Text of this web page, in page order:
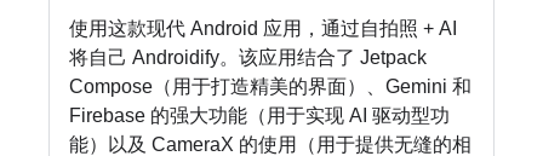
使用这款现代 Android 应用，通过自拍照 + AI
将自己 Androidify。该应用结合了 Jetpack
Compose（用于打造精美的界面）、Gemini 和
Firebase 的强大功能（用于实现 AI 驱动型功
能）以及 CameraX 的使用（用于提供无缝的相